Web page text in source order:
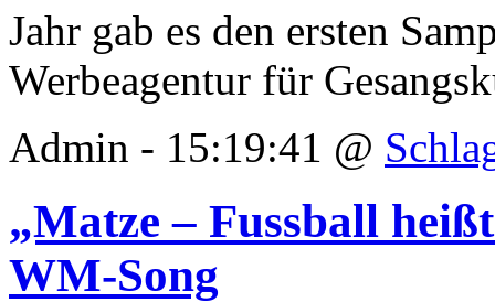
Jahr gab es den ersten
Werbeagentur für
Admin - 15:19:41 @
„Matze – Fussball
WM-Song